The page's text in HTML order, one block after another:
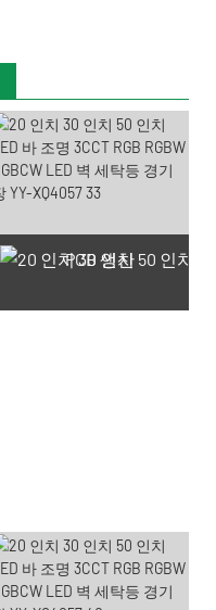
PCB 생산